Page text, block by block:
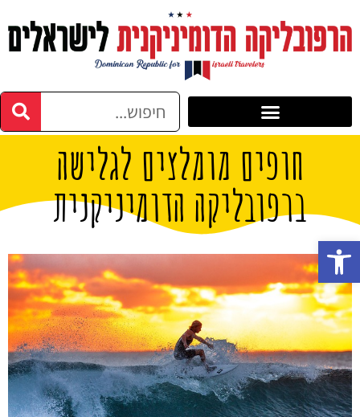
חופים מומלצים לגלישה
ברפובליקה הדומיניקנית
פתח סרגל נגישות